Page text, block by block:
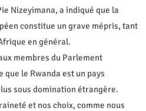
Nizeyimana, a indiqué que la
constitue un grave mépris, tant
en général.
membres du Parlement
le Rwanda est un pays
sous domination étrangère.
et nos choix, comme nous